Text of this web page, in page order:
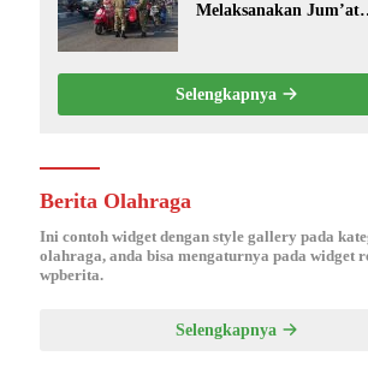
Melaksanakan Jum’at
Selengkapnya
Berita Olahraga
Ini contoh widget dengan style gallery pada
olahraga, anda bisa mengaturnya pada widget
wpberita.
Selengkapnya